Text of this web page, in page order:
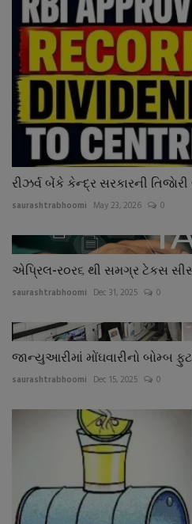
રીઝર્વ બેંકે કેન્દ્ર સરકારની તિજાેરી
saurashtrabhoomi May 23, 2026 0
એપ્રિલ-ર૦ર૬ થી સમગ્ર ટેકસ
saurashtrabhoomi Dec 31, 2025 0
જાન્યુઆરીમાં મોંઘવારીનો બોમ્બ
saurashtrabhoomi Dec 15, 2025 0